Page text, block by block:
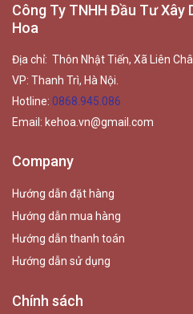
Công Ty TNHH Đầu Tư Xây
Hoa
Địa chỉ: Thôn Nhật Tiến, Xã Liên
VP: Thanh Trì, Hà Nội.
Hotline: 0868.945.086
Email: kehoa.vn@gmail.com
Company
Hướng dẫn đặt hàng
Hướng dẫn mua hàng
Hướng dẫn thanh toán
Hướng dẫn sử dụng
Chính sách